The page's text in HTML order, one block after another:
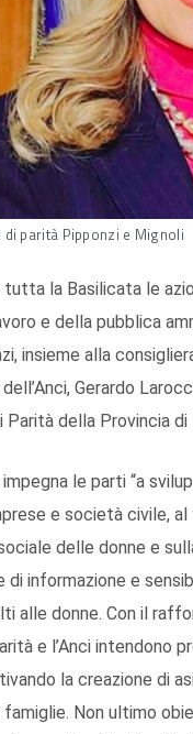
di parità Pipponzi e Mignoli
tutta la Basilicata le
e della pubblica
insieme alla
Gerardo
Parità della Provincia di
impegna le parti “a
e società civile,
delle donne e
di informazione e
alle donne. Con il
e l’Anci intendono
la creazione di
famiglie. Non ultimo